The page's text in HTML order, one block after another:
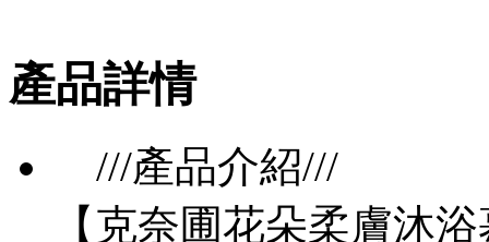
產品詳情
///產品介紹///
【克奈圃花朵柔膚沐